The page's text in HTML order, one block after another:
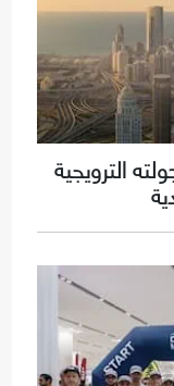
الترويجية